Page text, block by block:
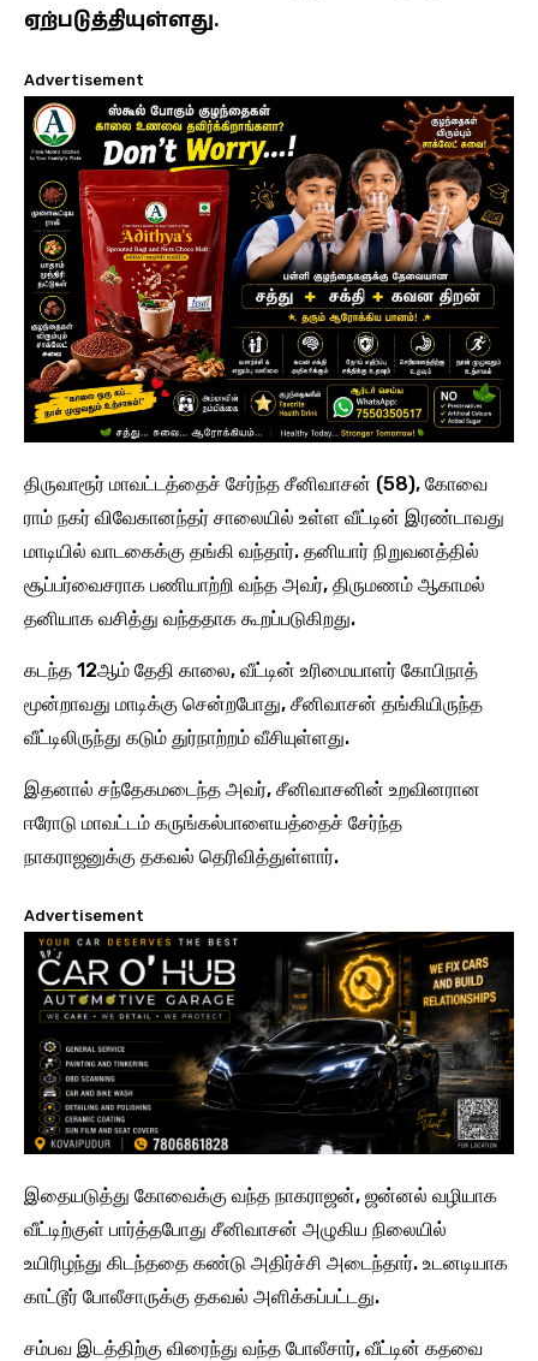
ஏற்படுத்தியுள்ளது.
Advertisement
திருவாரூர் மாவட்டத்தைச் சேர்ந்த சீனிவாசன் (58), கோவை
ராம் நகர் விவேகானந்தர் சாலையில் உள்ள வீட்டின் இரண்டாவது
மாடியில் வாடகைக்கு தங்கி வந்தார். தனியார் நிறுவனத்தில்
சூப்பர்வைசராக பணியாற்றி வந்த அவர், திருமணம் ஆகாமல்
தனியாக வசித்து வந்ததாக கூறப்படுகிறது.
கடந்த 12ஆம் தேதி காலை, வீட்டின் உரிமையாளர் கோபிநாத்
மூன்றாவது மாடிக்கு சென்றபோது, சீனிவாசன் தங்கியிருந்த
வீட்டிலிருந்து கடும் துர்நாற்றம் வீசியுள்ளது.
இதனால் சந்தேகமடைந்த அவர், சீனிவாசனின் உறவினரான
ஈரோடு மாவட்டம் கருங்கல்பாளையத்தைச் சேர்ந்த
நாகராஜனுக்கு தகவல் தெரிவித்துள்ளார்.
Advertisement
இதையடுத்து கோவைக்கு வந்த நாகராஜன், ஜன்னல் வழியாக
வீட்டிற்குள் பார்த்தபோது சீனிவாசன் அழுகிய நிலையில்
உயிரிழந்து கிடந்ததை கண்டு அதிர்ச்சி அடைந்தார். உடனடியாக
காட்டூர் போலீசாருக்கு தகவல் அளிக்கப்பட்டது.
சம்பவ இடத்திற்கு விரைந்து வந்த போலீசார், வீட்டின் கதவை